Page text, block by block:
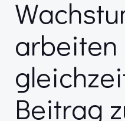
arbeiten
Beitrag